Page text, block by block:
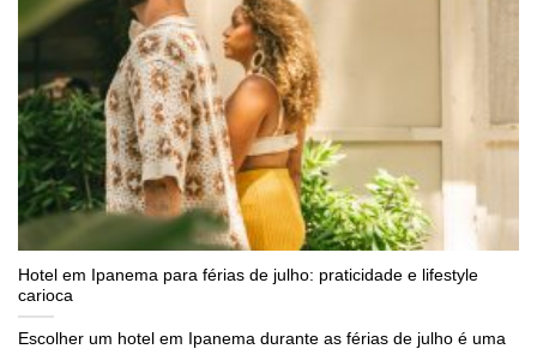
Hotel em Ipanema para férias de julho: praticidade e lifestyle
carioca
Escolher um hotel em Ipanema durante as férias de julho é uma